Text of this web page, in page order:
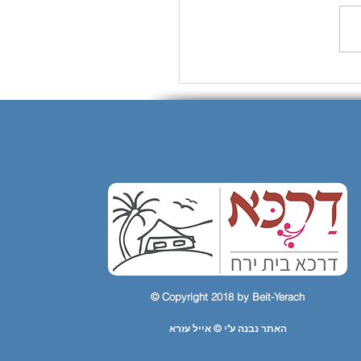
© Copyright 2018 by Beit-Yerach
האתר נבנה ע"י © אייל עזרא